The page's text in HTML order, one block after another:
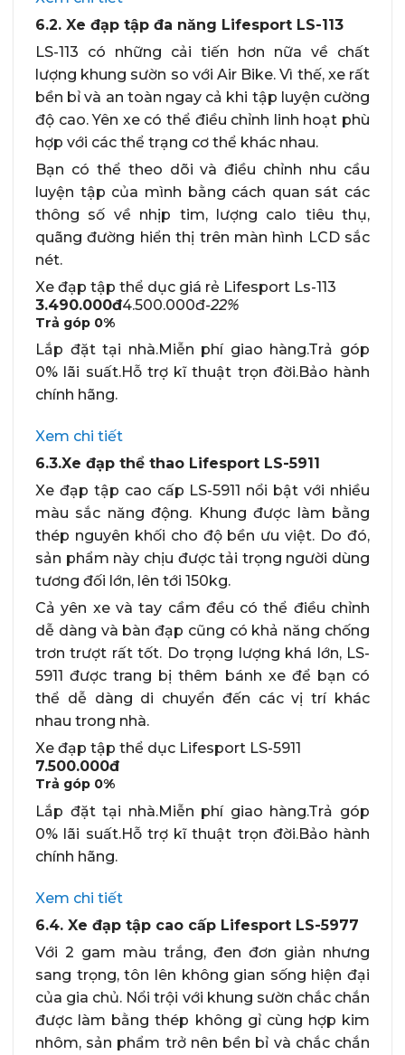
6.2. Xe đạp tập đa năng Lifesport LS-113
LS-113 có những cải tiến hơn nữa về chất
lượng khung sườn so với Air Bike. Vì thế, xe rất
bền bỉ và an toàn ngay cả khi tập luyện cường
độ cao. Yên xe có thể điều chỉnh linh hoạt phù
hợp với các thể trạng cơ thể khác nhau.
Bạn có thể theo dõi và điều chỉnh nhu cầu
luyện tập của mình bằng cách quan sát các
thông số về nhịp tim, lượng calo tiêu thụ,
quãng đường hiển thị trên màn hình LCD sắc
nét.
Xe đạp tập thể dục giá rẻ Lifesport Ls-113
3.490.000đ4.500.000đ-22%
Trả góp 0%
Lắp đặt tại nhà.Miễn phí giao hàng.Trả góp
0% lãi suất.Hỗ trợ kĩ thuật trọn đời.Bảo hành
chính hãng.
Xem chi tiết
6.3.Xe đạp thể thao Lifesport LS-5911
Xe đạp tập cao cấp LS-5911 nổi bật với nhiều
màu sắc năng động. Khung được làm bằng
thép nguyên khối cho độ bền ưu việt. Do đó,
sản phẩm này chịu được tải trọng người dùng
tương đối lớn, lên tới 150kg.
Cả yên xe và tay cầm đều có thể điều chỉnh
dễ dàng và bàn đạp cũng có khả năng chống
trơn trượt rất tốt. Do trọng lượng khá lớn, LS-
5911 được trang bị thêm bánh xe để bạn có
thể dễ dàng di chuyển đến các vị trí khác
nhau trong nhà.
Xe đạp tập thể dục Lifesport LS-5911
7.500.000đ
Trả góp 0%
Lắp đặt tại nhà.Miễn phí giao hàng.Trả góp
0% lãi suất.Hỗ trợ kĩ thuật trọn đời.Bảo hành
chính hãng.
Xem chi tiết
6.4. Xe đạp tập cao cấp Lifesport LS-5977
Với 2 gam màu trắng, đen đơn giản nhưng
sang trọng, tôn lên không gian sống hiện đại
của gia chủ. Nổi trội với khung sườn chắc chắn
được làm bằng thép không gỉ cùng hợp kim
nhôm, sản phẩm trở nên bền bỉ và chắc chắn